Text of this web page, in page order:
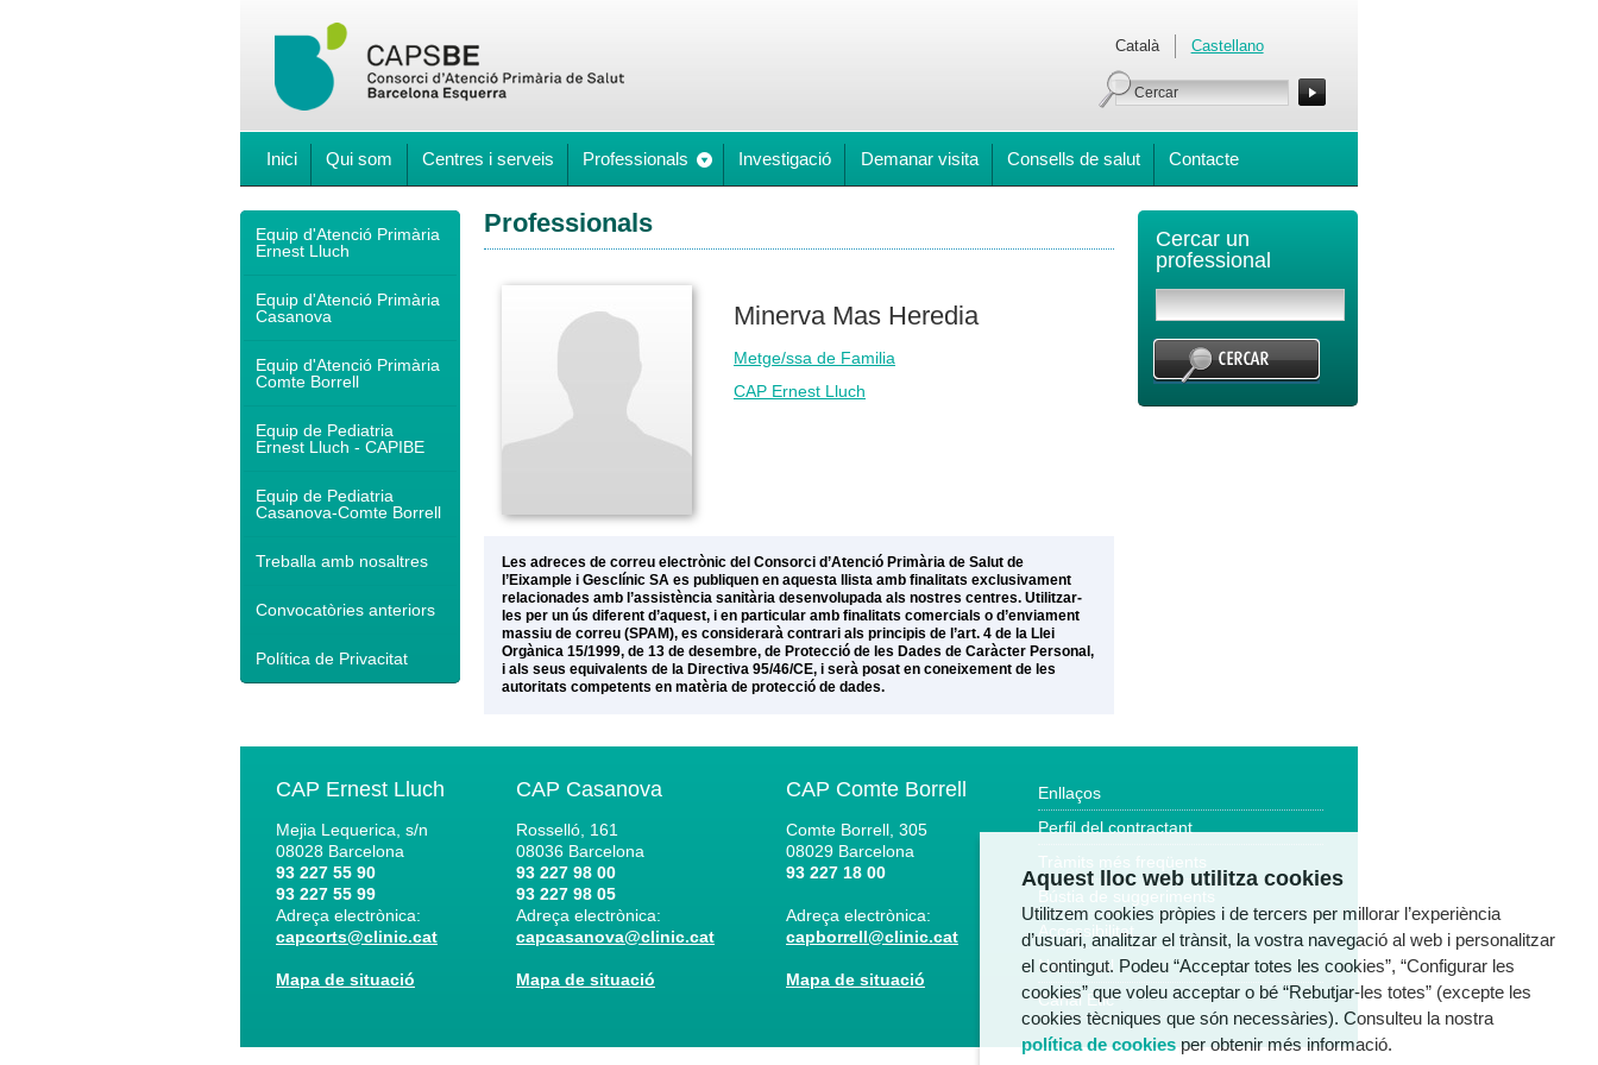
Català Castellano
Inici Qui som Centres i serveis Professionals Investigació Demanar visita Consells de salut Contacte
Equip d'Atenció Primària
Ernest Lluch
Equip d'Atenció Primària
Casanova
Equip d'Atenció Primària
Comte Borrell
Equip de Pediatria
Ernest Lluch - CAPIBE
Equip de Pediatria
Casanova-Comte Borrell
Treballa amb nosaltres
Convocatòries anteriors
Política de Privacitat
Professionals
Minerva Mas Heredia
Metge/ssa de Familia
CAP Ernest Lluch
Les adreces de correu electrònic del Consorci d’Atenció Primària de Salut de
l’Eixample i Gesclínic SA es publiquen en aquesta llista amb finalitats exclusivament
relacionades amb l’assistència sanitària desenvolupada als nostres centres. Utilitzar-
les per un ús diferent d’aquest, i en particular amb finalitats comercials o d’enviament
massiu de correu (SPAM), es considerarà contrari als principis de l’art. 4 de la Llei
Orgànica 15/1999, de 13 de desembre, de Protecció de les Dades de Caràcter Personal,
i als seus equivalents de la Directiva 95/46/CE, i serà posat en coneixement de les
autoritats competents en matèria de protecció de dades.
Cercar un
professional
CAP Ernest Lluch
Mejia Lequerica, s/n
08028 Barcelona
93 227 55 90
93 227 55 99
Adreça electrònica:
capcorts@clinic.cat
Mapa de situació
CAP Casanova
Rosselló, 161
08036 Barcelona
93 227 98 00
93 227 98 05
Adreça electrònica:
capcasanova@clinic.cat
Mapa de situació
CAP Comte Borrell
Comte Borrell, 305
08029 Barcelona
93 227 18 00
Adreça electrònica:
capborrell@clinic.cat
Mapa de situació
Enllaços
Perfil del contractant
Tràmits més freqüents
Bústia de suggeriments
Accessibilitat
Nota legal
Canal Ètic
Aquest lloc web utilitza cookies
Utilitzem cookies pròpies i de tercers per millorar l’experiència
d’usuari, analitzar el trànsit, la vostra navegació al web i personalitzar
el contingut. Podeu “Acceptar totes les cookies”, “Configurar les
cookies” que voleu acceptar o bé “Rebutjar-les totes” (excepte les
cookies tècniques que són necessàries). Consulteu la nostra
política de cookiesper obtenir més informació.